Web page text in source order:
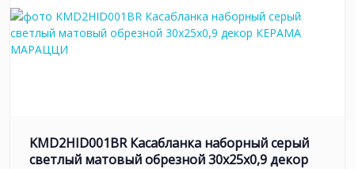
KMD2HID001BR Касабланка наборный серый
светлый матовый обрезной 30x25x0,9 декор